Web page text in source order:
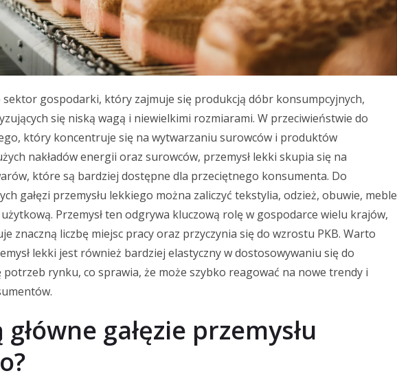
sektor gospodarki, który zajmuje się produkcją dóbr konsumpcyjnych,
się niską wagą i niewielkimi rozmiarami. W przeciwieństwie do
który koncentruje się na wytwarzaniu surowców i produktów
nakładów energii oraz surowców, przemysł lekki skupia się na
które są bardziej dostępne dla przeciętnego konsumenta. Do
gałęzi przemysłu lekkiego można zaliczyć tekstylia, odzież, obuwie, meble
Przemysł ten odgrywa kluczową rolę w gospodarce wielu krajów,
znaczną liczbę miejsc pracy oraz przyczynia się do wzrostu PKB. Warto
lekki jest również bardziej elastyczny w dostosowywaniu się do
potrzeb rynku, co sprawia, że może szybko reagować na nowe trendy i
główne gałęzie przemysłu